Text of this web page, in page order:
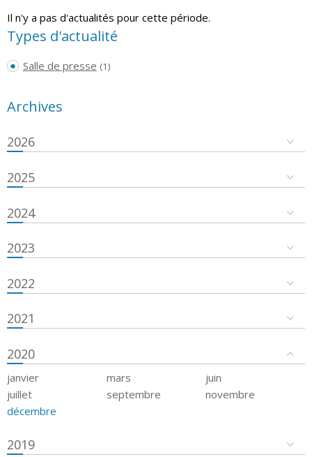
Il n'y a pas d'actualités pour cette période.
Types d'actualité
Salle de presse (1)
Archives
2026
2025
2024
2023
2022
2021
2020
janvier mars
juin
juillet
septembre
novembre
décembre
2019